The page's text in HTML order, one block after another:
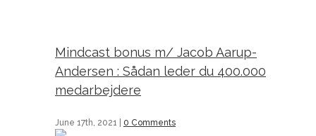
Mindcast bonus m/ Jacob Aarup-
Andersen : Sådan leder du 400.000
medarbejdere
June 17th, 2021 0 Comments